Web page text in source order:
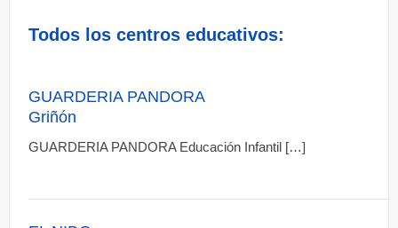
Todos los centros educativos:
GUARDERIA PANDORA
Griñón
GUARDERIA PANDORA Educación Infantil […]